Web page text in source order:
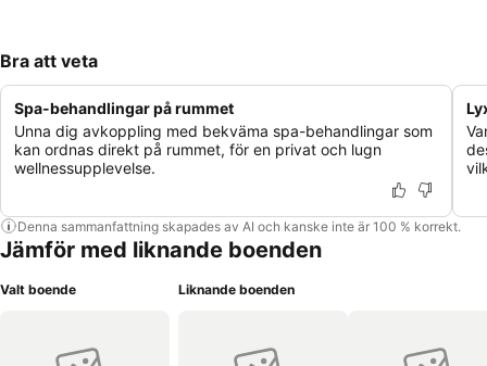
Bra att veta
Spa-behandlingar på rummet
Unna dig avkoppling med bekväma spa-behandlingar som
kan ordnas direkt på rummet, för en privat och lugn
wellnessupplevelse.
Denna sammanfattning skapades av AI och kanske inte är 100 % korrekt.
Jämför med liknande boenden
Valt boende Liknande boenden